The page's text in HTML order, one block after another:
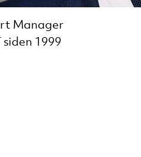
Manager
siden 1999